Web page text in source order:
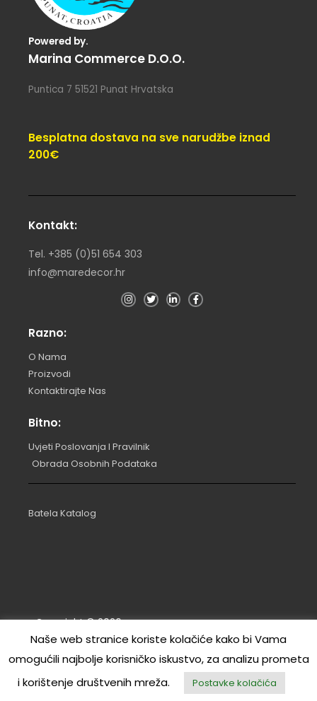
Powered by.
Marina Commerce D.o.o.
Puntica 7 51521 Punat Hrvatska
Besplatna dostava na sve narudžbe iznad
200€
Kontakt:
Tel. +385 (0)51 654 303
info@maredecor.hr
Razno:
O Nama
Proizvodi
Kontaktirajte Nas
Bitno:
Uvjeti Poslovanja I Pravilnik
Obrada Osobnih Podataka
Batela Katalog
Copyright ©2026.
Izrada: RL | marina commerce d.o.o.
MareDecor
Naše web stranice koriste kolačiće kako bi Vama
omogućili najbolje korisničko iskustvo, za analizu prometa
i korištenje društvenih mreža.
Postavke kolačića